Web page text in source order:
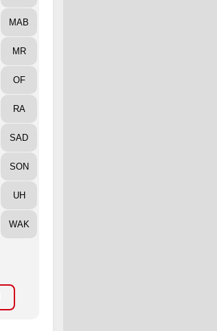
MAB
MR
OF
RA
SAD
SON
UH
WAK